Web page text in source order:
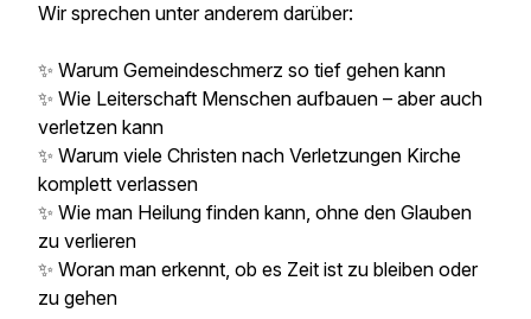
Wir sprechen unter anderem darüber:
✨ Warum Gemeindeschmerz so tief gehen kann
✨ Wie Leiterschaft Menschen aufbauen – aber auch
verletzen kann
✨ Warum viele Christen nach Verletzungen Kirche
komplett verlassen
✨ Wie man Heilung finden kann, ohne den Glauben
zu verlieren
✨ Woran man erkennt, ob es Zeit ist zu bleiben oder
zu gehen